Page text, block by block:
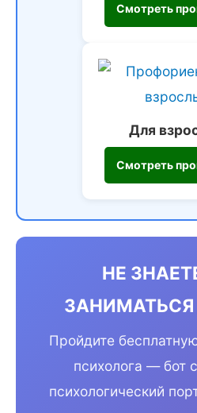
Смотреть
Для
Смотреть
НЕ
Пройдите
психолога — бот
психологический